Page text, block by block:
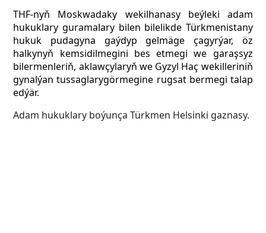
THF-nyň Moskwadaky wekilhanasy beýleki adam
hukuklary guramalary bilen bilelikde Türkmenistany
hukuk pudagyna gaýdyp gelmäge çagyrýar, öz
halkynyň kemsidilmegini bes etmegi we garaşsyz
bilermenleriň, aklawçylaryň we Gyzyl Haç wekilleriniň
gynalýan tussaglarygörmegine rugsat bermegi talap
edýär.
Adam hukuklary boýunça Türkmen Helsinki gaznasy.